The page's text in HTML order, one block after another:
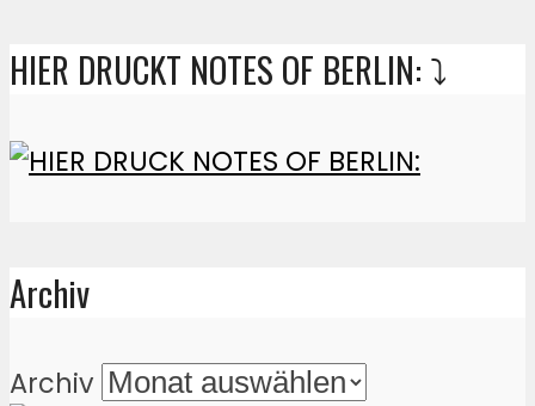
HIER DRUCKT NOTES OF BERLIN: ⤵️
Archiv
Archiv